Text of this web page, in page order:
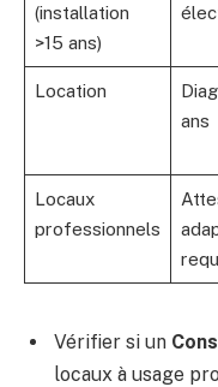
(installation
>15 ans)
Location
ans
Locaux
professionnels
Vérifier si un
locaux à usage